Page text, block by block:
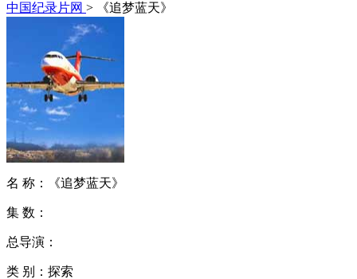
中国纪录片网 > 《追梦蓝天》
名 称： 《追梦蓝天》
集 数：
总导演：
类 别：探索